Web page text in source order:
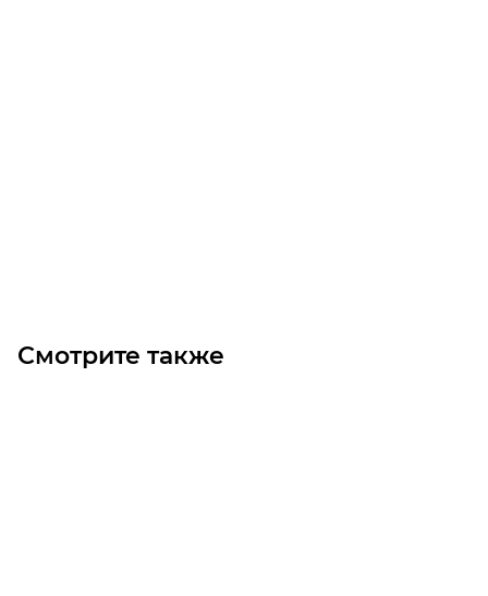
Смотрите также